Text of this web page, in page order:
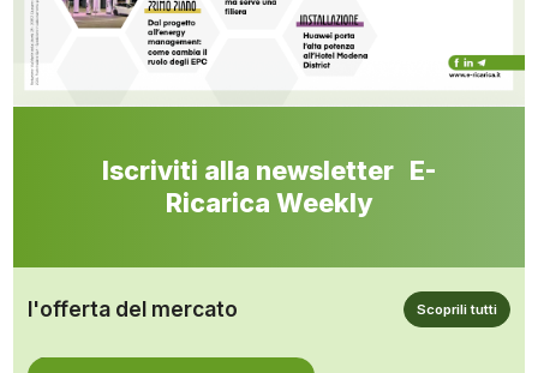
Iscriviti alla newsletter E-
Ricarica Weekly
l'offerta del mercato Scoprili tutti